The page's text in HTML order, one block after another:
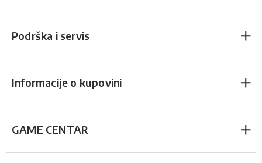
Podrška i servis
Informacije o kupovini
GAME CENTAR